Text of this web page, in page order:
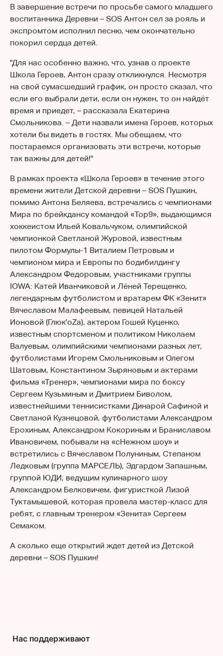
В завершение встречи по просьбе самого младшего
воспитанника Деревни – SOS Антон сел за рояль и
экспромтом исполнил песню, чем окончательно
покорил сердца детей.
"Для нас особенно важно, что, узнав о проекте
Школа Героев, Антон сразу откликнулся. Несмотря
на свой сумасшедший график, он просто сказал, что
если его выбрали дети, если он нужен, то он найдёт
время и приедет, – рассказала Екатерина
Смольникова. – Дети назвали имена Героев, которых
хотели бы видеть в гостях. Мы обещаем, что
постараемся организовать эти встречи, которые
так важны для детей!"
В рамках проекта «Школа Героев» в течение этого
времени жители Детской деревни – SOS Пушкин,
помимо Антона Беляева, встречались с чемпионами
Мира по брейкдансу командой «Top9», выдающимся
хоккеистом Ильей Ковальчуком, олимпийской
чемпионкой Светланой Журовой, известным
пилотом Формулы-1 Виталием Петровым и
чемпионом мира и Европы по бодибилдингу
Александром Федоровым, участниками группы
IOWA: Катей Иванчиковой и Лёней Терещенко,
легендарным футболистом и вратарем ФК «Зенит»
Вячеславом Малафеевым, певицей Натальей
Ионовой (Глюк'oZa), актером Гошей Куценко,
известным спортсменом и политиком Николаем
Валуевым, олимпийскими чемпионами разных лет,
футболистами Игорем Смольниковым и Олегом
Шатовым, Константином Зыряновым и актерами
фильма «Тренер», чемпионами мира по боксу
Сергеем Кузьминым и Дмитрием Биволом,
известнейшими теннисистками Динарой Сафиной и
Светланой Кузнецовой, футболистами Александром
Ерохиным, Александром Кокориным и Браниславом
Ивановичем, побывали на «сНежном шоу» и
встретились с Вячеславом Полуниным, Степаном
Ледковым (группа МАРСЕЛЬ), Эдгардом Запашным,
группой ЮДИ, ведущим кулинарного шоу
Александром Белковичем, фигуристкой Лизой
Туктамышевой, которая провела мастер-класс для
ребят, с главным тренером «Зенита» Сергеем
Семаком.
А сколько еще открытий ждет детей из Детской
деревни – SOS Пушкин!
Нас поддерживают